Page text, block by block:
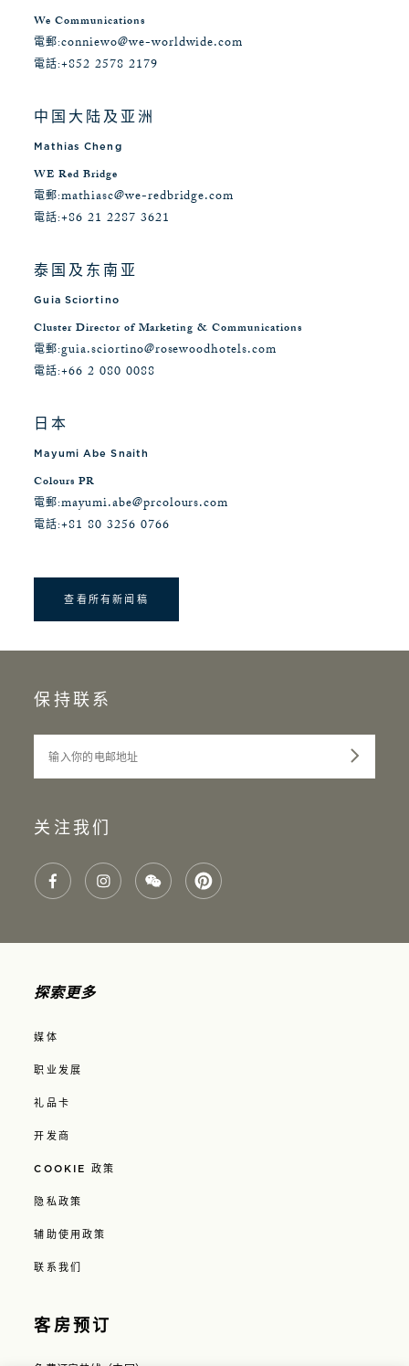
We Communications
電郵:conniewo@we-worldwide.com
電話:+852 2578 2179
中国大陆及亚洲
Mathias Cheng
WE Red Bridge
電郵:mathiasc@we-redbridge.com
電話:+86 21 2287 3621
泰国及东南亚
Guia Sciortino
Cluster Director of Marketing & Communications
電郵:guia.sciortino@rosewoodhotels.com
電話:+66 2 080 0088
日本
Mayumi Abe Snaith
Colours PR
電郵:mayumi.abe@prcolours.com
電話:+81 80 3256 0766
查看所有新闻稿
保持联系
关注我们
探索更多
媒体
职业发展
礼品卡
开发商
COOKIE 政策
隐私政策
辅助使用政策
联系我们
客房预订